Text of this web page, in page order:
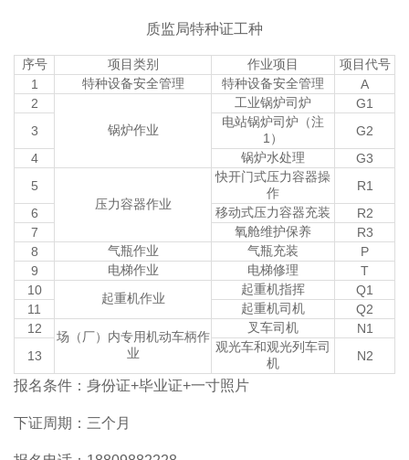
质监局特种证工种
序号 项目类别 作业项目
项目代号
1
特种设备安全管理 特种设备安全管理
A
2
锅炉作业
工业锅炉司炉
G1
3
电站锅炉司炉（注
1）
G2
4
锅炉水处理
G3
5
压力容器作业
快开门式压力容器操
作
R1
6
移动式压力容器充装
R2
7
氧舱维护保养
R3
8
气瓶作业 气瓶充装
P
9
电梯作业 电梯修理
T
10
起重机作业
起重机指挥
Q1
11
起重机司机
Q2
12
场（厂）内专用机动车柄作
业
叉车司机
N1
13
观光车和观光列车司
机
N2
报名条件：身份证+毕业证+一寸照片
下证周期：三个月